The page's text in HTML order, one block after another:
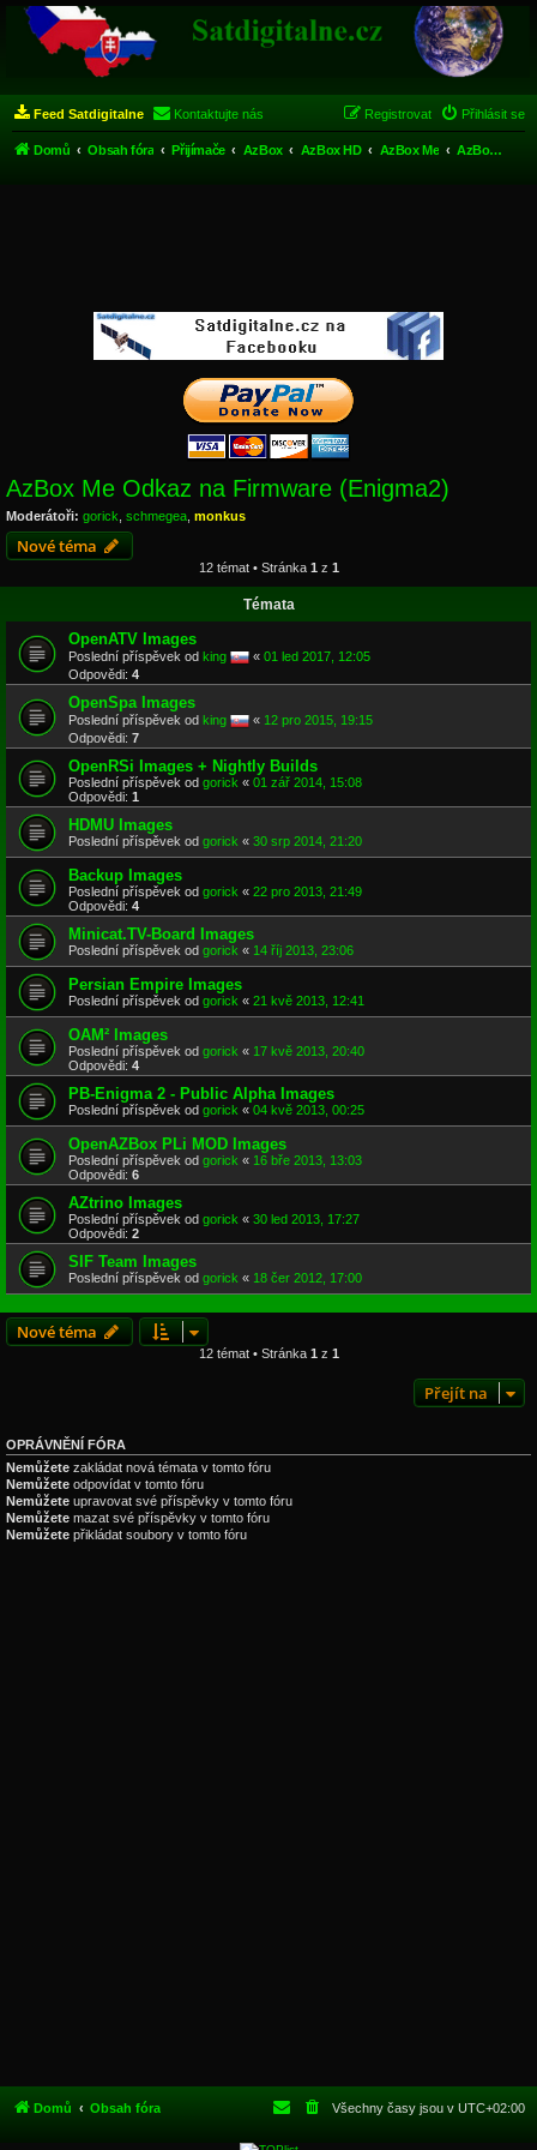
Feed Satdigitalne Kontaktujte nás Přihlásit se
Registrovat
Domů Obsah fóra Přijímače AzBox AzBox HD AzBox Me AzBox Me Odkaz na Firmware (Enigma2)
AzBox Me Odkaz na Firmware (Enigma2)
Moderátoři: gorick schmegea monkus
Nové téma
12 témat • Stránka 1 z 1
Témata
OpenATV Images
Poslední příspěvek od king « 01 led 2017, 12:05
Odpovědi: 4
OpenSpa Images
Poslední příspěvek od king « 12 pro 2015, 19:15
Odpovědi: 7
OpenRSi Images + Nightly Builds
Poslední příspěvek od gorick « 01 zář 2014, 15:08
Odpovědi: 1
HDMU Images
Poslední příspěvek od gorick « 30 srp 2014, 21:20
Backup Images
Poslední příspěvek od gorick « 22 pro 2013, 21:49
Odpovědi: 4
Minicat.TV-Board Images
Poslední příspěvek od gorick « 14 říj 2013, 23:06
Persian Empire Images
Poslední příspěvek od gorick « 21 kvě 2013, 12:41
OAM² Images
Poslední příspěvek od gorick « 17 kvě 2013, 20:40
Odpovědi: 4
PB-Enigma 2 - Public Alpha Images
Poslední příspěvek od gorick « 04 kvě 2013, 00:25
OpenAZBox PLi MOD Images
Poslední příspěvek od gorick « 16 bře 2013, 13:03
Odpovědi: 6
AZtrino Images
Poslední příspěvek od gorick « 30 led 2013, 17:27
Odpovědi: 2
SIF Team Images
Poslední příspěvek od gorick « 18 čer 2012, 17:00
Nové téma
12 témat • Stránka 1 z 1
Přejít na
OPRÁVNĚNÍ FÓRA
Nemůžete zakládat nová témata v tomto fóru
Nemůžete odpovídat v tomto fóru
Nemůžete upravovat své příspěvky v tomto fóru
Nemůžete mazat své příspěvky v tomto fóru
Nemůžete přikládat soubory v tomto fóru
Domů Obsah fóra Všechny časy jsou v UTC+02:00